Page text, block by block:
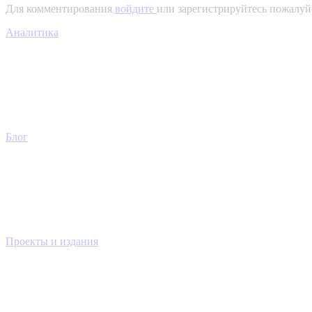
Для комментирования войдите или зарегистрируйтесь
Аналитика
Блог
Проекты и издания